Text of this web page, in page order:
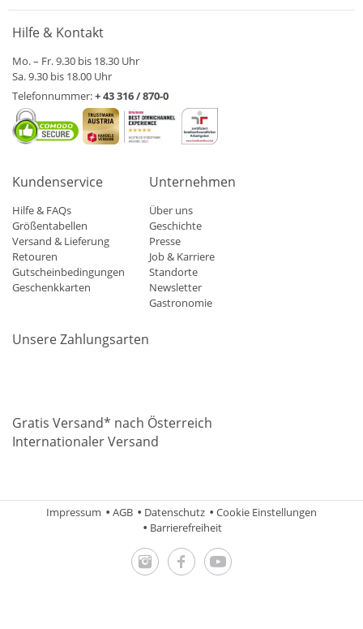
Hilfe & Kontakt
Mo. – Fr. 9.30 bis 18.30 Uhr
Sa. 9.30 bis 18.00 Uhr
Telefonnummer:+ 43 316 / 870-0
Kundenservice
Hilfe & FAQs
Größentabellen
Versand & Lieferung
Retouren
Gutscheinbedingungen
Geschenkkarten
Unternehmen
Über uns
Geschichte
Presse
Job & Karriere
Standorte
Newsletter
Gastronomie
Unsere Zahlungsarten
Gratis Versand* nach Österreich
Internationaler Versand
Impressum AGB Datenschutz
Cookie Einstellungen
Barrierefreiheit